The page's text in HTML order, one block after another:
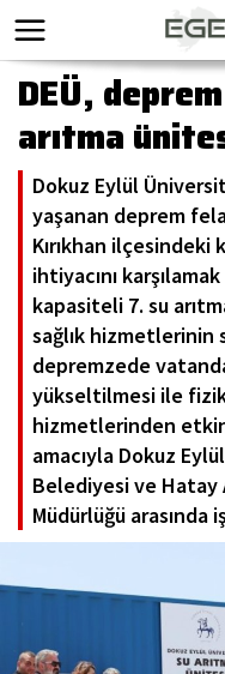
DEÜ,
arıtma
Dokuz Eylül
yaşanan deprem
Kırıkhan
ihtiyacını
kapasiteli 7. su
sağlık hizmetlerinin
depremzede
yükseltilmesi ile
hizmetlerinden
amacıyla Dokuz
Belediyesi ve
Müdürlüğü arasında